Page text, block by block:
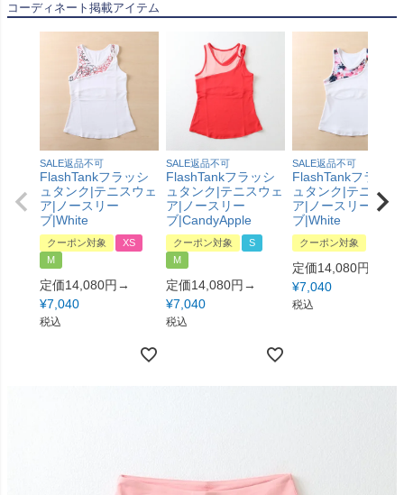
コーディネート掲載アイテム
SALE返品不可
FlashTankフラッシ
ュタンク|テニスウェ
ア|ノースリー
ブ|White
クーポン対象
XS
M
定価14,080円→
¥7,040
税込
SALE返品不可
FlashTankフラッシ
ュタンク|テニスウェ
ア|ノースリー
ブ|CandyApple
クーポン対象
S
M
定価14,080円→
¥7,040
税込
SALE返品不可
FlashTankフラッシ
ュタンク|テニスウ
ア|ノースリー
ブ|White
クーポン対象
定価14,080円→
¥7,040
税込